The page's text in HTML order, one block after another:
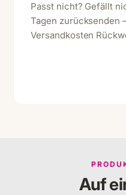
Passt nicht? Gefällt
Tagen zurücksenden
Versandkosten
Auf